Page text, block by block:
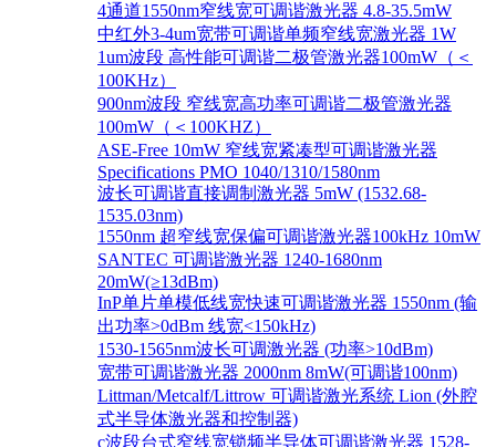
4通道1550nm窄线宽可调谐激光器 4.8-35.5mW
中红外3-4um宽带可调谐单频窄线宽激光器 1W
1um波段 高性能可调谐二极管激光器100mW（＜
100KHz）
900nm波段 窄线宽高功率可调谐二极管激光器
100mW（＜100KHZ）
ASE-Free 10mW 窄线宽紧凑型可调谐激光器
Specifications PMO 1040/1310/1580nm
波长可调谐直接调制激光器 5mW (1532.68-
1535.03nm)
1550nm 超窄线宽保偏可调谐激光器100kHz 10mW
SANTEC 可调谐激光器 1240-1680nm
20mW(≥13dBm)
InP单片单模低线宽快速可调谐激光器 1550nm (输
出功率>0dBm 线宽<150kHz)
1530-1565nm波长可调激光器 (功率>10dBm)
宽带可调谐激光器 2000nm 8mW(可调谐100nm)
Littman/Metcalf/Littrow 可调谐激光系统 Lion (外腔
式半导体激光器和控制器)
c波段台式窄线宽锁频半导体可调谐激光器 1528-